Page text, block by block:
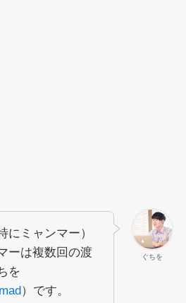
ぐちを
にミャンマー）
ーは複数回の渡
を
）です。